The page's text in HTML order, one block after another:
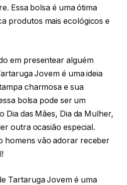
Essa bolsa é uma ótima
produtos mais ecológicos e
em presentear alguém
Jovem é uma ideia
charmosa e sua
bolsa pode ser um
Dia das Mães, Dia da Mulher,
outra ocasião especial.
homens vão adorar receber
Tartaruga Jovem é uma